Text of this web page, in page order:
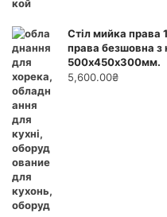
Стіл мийка
права безшовна з
500х450х300мм.
5,600.00₴